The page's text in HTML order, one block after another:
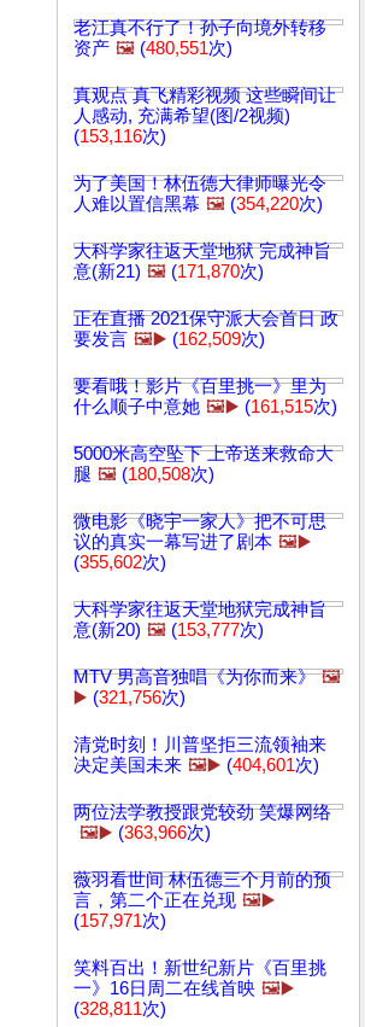
老江真不行了！孙子向境外转移
资产 🖼️ (480,551次)
真观点 真飞精彩视频 这些瞬间让
人感动, 充满希望(图/2视频)
(153,116次)
为了美国！林伍德大律师曝光令
人难以置信黑幕 🖼️ (354,220次)
大科学家往返天堂地狱 完成神旨
意(新21) 🖼️ (171,870次)
正在直播 2021保守派大会首日 政
要发言 🖼️▶️ (162,509次)
要看哦！影片《百里挑一》里为
什么顺子中意她 🖼️▶️ (161,515次)
5000米高空坠下 上帝送来救命大
腿 🖼️ (180,508次)
微电影《晓宇一家人》把不可思
议的真实一幕写进了剧本 🖼️▶️
(355,602次)
大科学家往返天堂地狱完成神旨
意(新20) 🖼️ (153,777次)
MTV 男高音独唱《为你而来》 🖼️
▶️ (321,756次)
清党时刻！川普坚拒三流领袖来
决定美国未来 🖼️▶️ (404,601次)
两位法学教授跟党较劲 笑爆网络
🖼️▶️ (363,966次)
薇羽看世间 林伍德三个月前的预
言，第二个正在兑现 🖼️▶️
(157,971次)
笑料百出！新世纪新片《百里挑
一》16日周二在线首映 🖼️▶️
(328,811次)